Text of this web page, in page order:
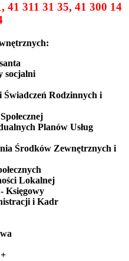
41 311 31 35, 41 300 14
socjalni
Świadczeń Rodzinnych i
Planów Usług
Środków Zewnętrznych i
Lokalnej
Księgowy
i Kadr